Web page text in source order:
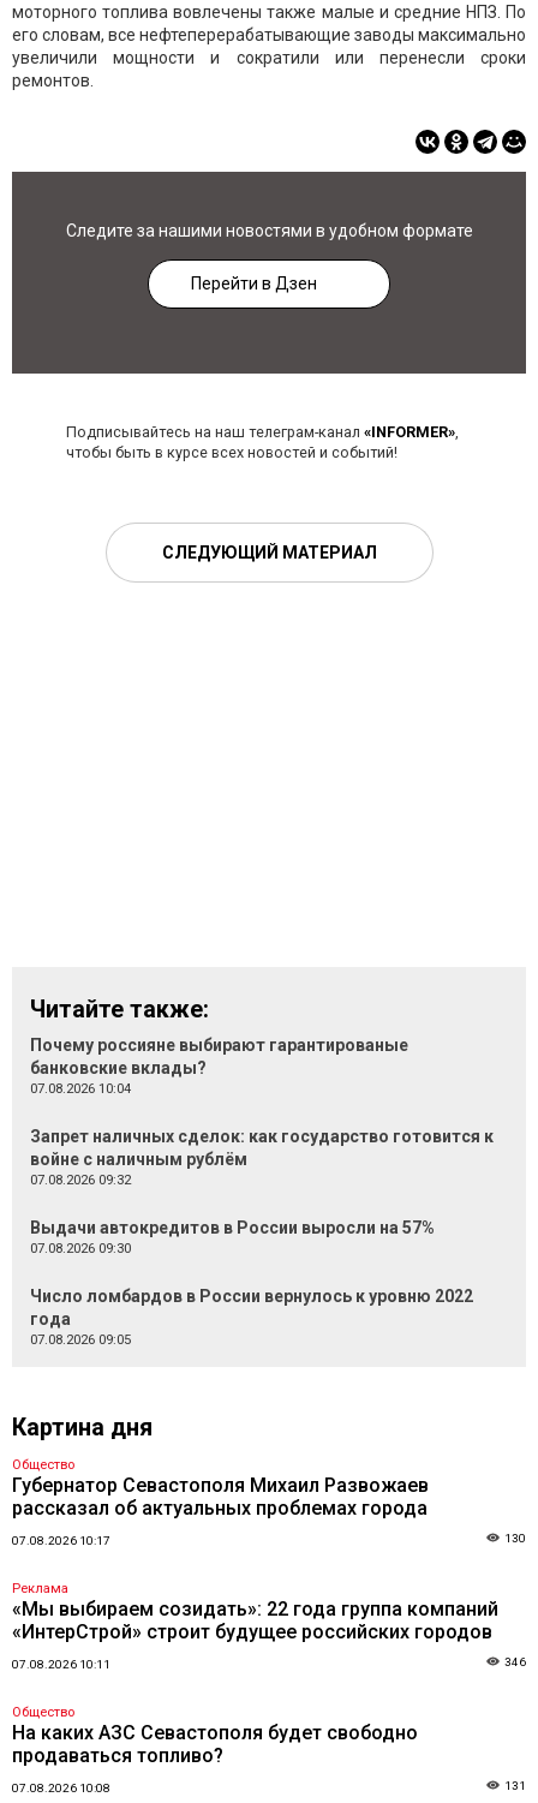
моторного топлива вовлечены также малые и средние НПЗ. По
его словам, все нефтеперерабатывающие заводы максимально
увеличили мощности и сократили или перенесли сроки
ремонтов.
Следите за нашими новостями в удобном формате
Перейти в Дзен
Подписывайтесь на наш телеграм-канал «INFORMER»,
чтобы быть в курсе всех новостей и событий!
СЛЕДУЮЩИЙ МАТЕРИАЛ
Читайте также:
Почему россияне выбирают гарантированые
банковские вклады?
07.08.2026 10:04
Запрет наличных сделок: как государство готовится к
войне с наличным рублём
07.08.2026 09:32
Выдачи автокредитов в России выросли на 57%
07.08.2026 09:30
Число ломбардов в России вернулось к уровню 2022
года
07.08.2026 09:05
Картина дня
Общество
Губернатор Севастополя Михаил Развожаев
рассказал об актуальных проблемах города
07.08.2026 10:17 130
Реклама
«Мы выбираем созидать»: 22 года группа компаний
«ИнтерСтрой» строит будущее российских городов
07.08.2026 10:11 346
Общество
На каких АЗС Севастополя будет свободно
продаваться топливо?
07.08.2026 10:08 131